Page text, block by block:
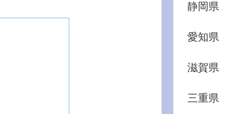
静岡県
愛知県
滋賀県
三重県